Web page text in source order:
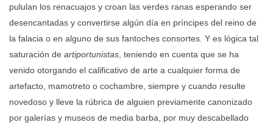
pululan los renacuajos y croan las verdes ranas esperando ser
desencantadas y convertirse algún día en príncipes del reino de
la falacia o en alguno de sus fantoches consortes. Y es lógica tal
saturación de artiportunistas , teniendo en cuenta que se ha
venido otorgando el calificativo de arte a cualquier forma de
artefacto, mamotreto o cochambre, siempre y cuando resulte
novedoso y lleve la rúbrica de alguien previamente canonizado
por galerías y museos de media barba, por muy descabellado